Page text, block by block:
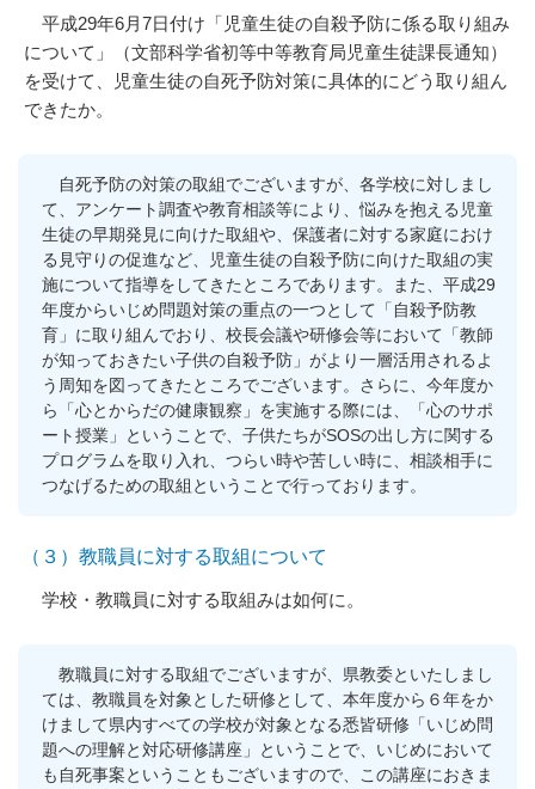
平成29年6月7日付け「児童生徒の自殺予防に係る取り組み
について」（文部科学省初等中等教育局児童生徒課長通知）
を受けて、児童生徒の自死予防対策に具体的にどう取り組ん
できたか。
自死予防の対策の取組でございますが、各学校に対しまし
て、アンケート調査や教育相談等により、悩みを抱える児童
生徒の早期発見に向けた取組や、保護者に対する家庭におけ
る見守りの促進など、児童生徒の自殺予防に向けた取組の実
施について指導をしてきたところであります。また、平成29
年度からいじめ問題対策の重点の一つとして「自殺予防教
育」に取り組んでおり、校長会議や研修会等において「教師
が知っておきたい子供の自殺予防」がより一層活用されるよ
う周知を図ってきたところでございます。さらに、今年度か
ら「心とからだの健康観察」を実施する際には、「心のサポ
ート授業」ということで、子供たちがSOSの出し方に関する
プログラムを取り入れ、つらい時や苦しい時に、相談相手に
つなげるための取組ということで行っております。
（３）教職員に対する取組について
学校・教職員に対する取組みは如何に。
教職員に対する取組でございますが、県教委といたしまし
ては、教職員を対象とした研修として、本年度から６年をか
けまして県内すべての学校が対象となる悉皆研修「いじめ問
題への理解と対応研修講座」ということで、いじめにおいて
も自死事案ということもございますので、この講座におきま